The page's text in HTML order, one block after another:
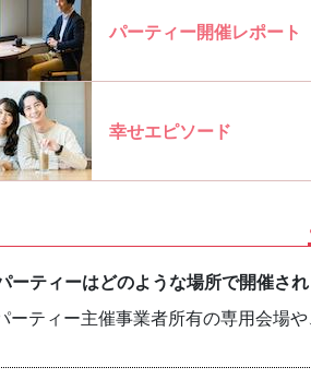
パーティー開催レポート
幸せエピソード
ーティーはどのような場所で開催さ
ーティー主催事業者所有の専用会場